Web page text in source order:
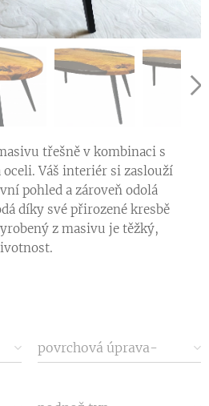
třešně v kombinaci s
Váš interiér si zaslouží
pohled a zároveň odolá
díky své přirozené kresbě
z masivu je těžký,
povrchová úprava-